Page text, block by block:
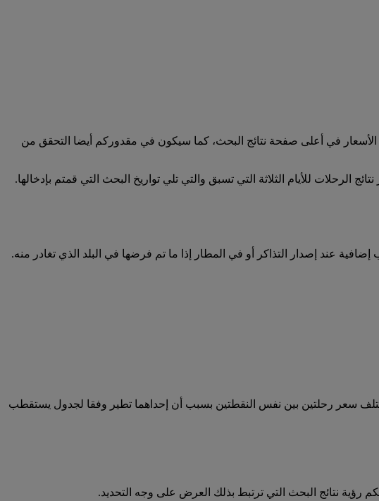
في أعلى صفحة نتائج البحث، كما سيكون في مقدوركم أيضا التحقق من
الرحلات للأيام الثلاثة التي تسبق والتي تلي تواريخ البحث التي قمتم بإدخالها.
عند إصدار التذاكر أو في المطار إذا ما تم فرضها في البلد الذي تغادر منه.
سعر رحلتين بين نفس النقطتين بسبب أن إحداهما تطير وفقا لجدول يستقطب
نتائج البحث التي ترتبط بذلك العرض على وجه التحديد.